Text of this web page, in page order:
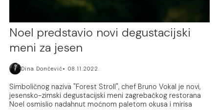
Noel predstavio novi degustacijski
meni za jesen
Dina Dončević 08.11.2022.
Simboličnog naziva "Forest Stroll", chef Bruno Vokal je novi,
jesensko-zimski degustacijski meni zagrebačkog restorana
Noel osmislio nadahnut moćnom paletom okusa i mirisa